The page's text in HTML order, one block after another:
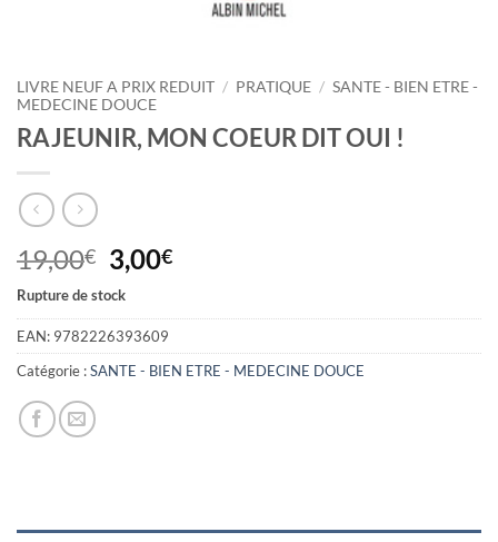
LIVRE NEUF A PRIX REDUIT / PRATIQUE / SANTE - BIEN ETRE -
MEDECINE DOUCE
RAJEUNIR, MON COEUR DIT OUI !
19,00€ Le
prix
initial
était :
19,00€.
3,00€Le
actuel
3,00€.
Rupture de stock
EAN: 9782226393609
Catégorie :SANTE - BIEN ETRE - MEDECINE DOUCE